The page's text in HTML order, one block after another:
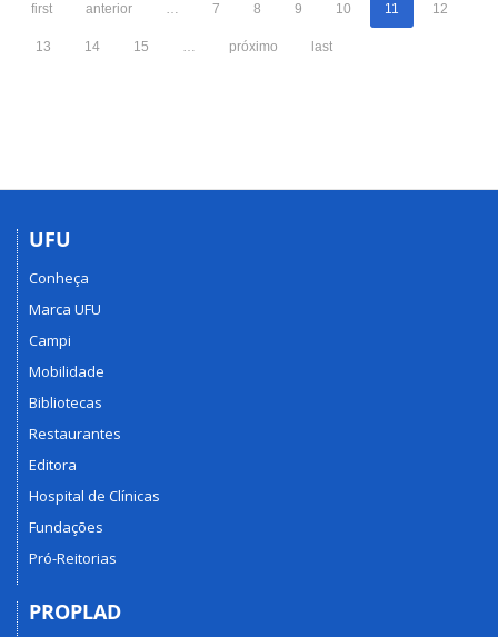
first anterior … 7 8 9 10 11 12
13 14 15 … próximo last
UFU
Conheça
Marca UFU
Campi
Mobilidade
Bibliotecas
Restaurantes
Editora
Hospital de Clínicas
Fundações
Pró-Reitorias
PROPLAD